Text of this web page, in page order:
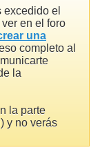
el
en el foro
una
completo al
la
la parte
y no verás